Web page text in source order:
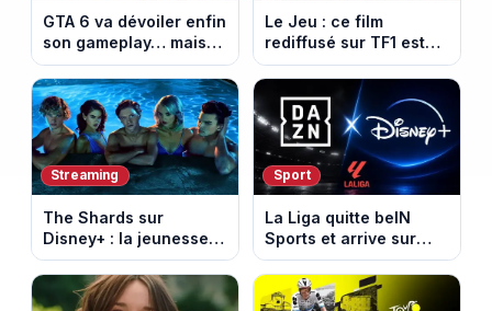
GTA 6 va dévoiler enfin
son gameplay… mais
d’abord sur Netflix
Le Jeu : ce film
rediffusé sur TF1 est
adapté d’un succès
italien devenu un
phénomène mondial
Streaming
The Shards sur
Disney+ : la jeunesse
dorée de Los Angeles
face à un tueur dans
les années 80
Sport
La Liga quitte beIN
Sports et arrive sur
DAZN et Disney+ en
France